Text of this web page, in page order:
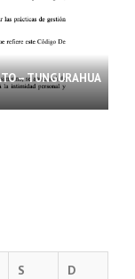
– TUNGURAHUA
S D